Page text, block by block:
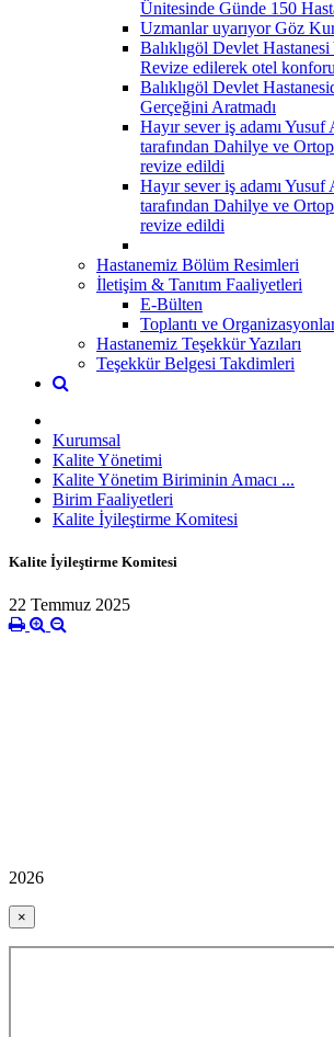
Ünitesinde Günde 150
Uzmanlar uyarıyor Göz
Balıklıgöl Devlet Hastanesi
Revize edilerek otel
Balıklıgöl Devlet
Gerçeğini Aratmadı
Hayır sever iş adamı
tarafından Dahilye ve
revize edildi
Hayır sever iş adamı
tarafından Dahilye ve
revize edildi
Hastanemiz Bölüm Resimleri
İletişim & Tanıtım Faaliyetleri
E-Bülten
Toplantı ve
Hastanemiz Teşekkür Yazıları
Teşekkür Belgesi Takdimleri
Kurumsal
Kalite Yönetimi
Kalite Yönetim Biriminin Amacı ...
Birim Faaliyetleri
Kalite İyileştirme Komitesi
Kalite İyileştirme Komitesi
22 Temmuz 2025
2026
×